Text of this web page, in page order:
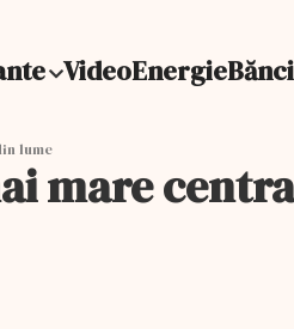
VideoEnergieBănci
lume
mare